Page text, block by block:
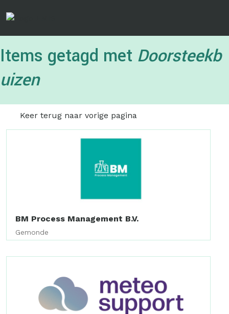
inhoud
Items getagd met Doorsteekb
uizen
Keer terug naar vorige pagina
BM Process Management B.V.
Gemonde